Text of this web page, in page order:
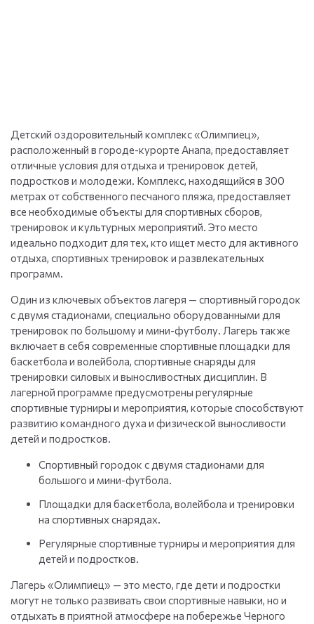
Детский оздоровительный комплекс «Олимпиец»,
расположенный в городе-курорте Анапа, предоставляет
отличные условия для отдыха и тренировок детей,
подростков и молодежи. Комплекс, находящийся в 300
метрах от собственного песчаного пляжа, предоставляет
все необходимые объекты для спортивных сборов,
тренировок и культурных мероприятий. Это место
идеально подходит для тех, кто ищет место для активного
отдыха, спортивных тренировок и развлекательных
программ.
Один из ключевых объектов лагеря — спортивный городок
с двумя стадионами, специально оборудованными для
тренировок по большому и мини-футболу. Лагерь также
включает в себя современные спортивные площадки для
баскетбола и волейбола, спортивные снаряды для
тренировки силовых и выносливостных дисциплин. В
лагерной программе предусмотрены регулярные
спортивные турниры и мероприятия, которые способствуют
развитию командного духа и физической выносливости
детей и подростков.
Спортивный городок с двумя стадионами для
большого и мини-футбола.
Площадки для баскетбола, волейбола и тренировки
на спортивных снарядах.
Регулярные спортивные турниры и мероприятия для
детей и подростков.
Лагерь «Олимпиец» — это место, где дети и подростки
могут не только развивать свои спортивные навыки, но и
отдыхать в приятной атмосфере на побережье Черного